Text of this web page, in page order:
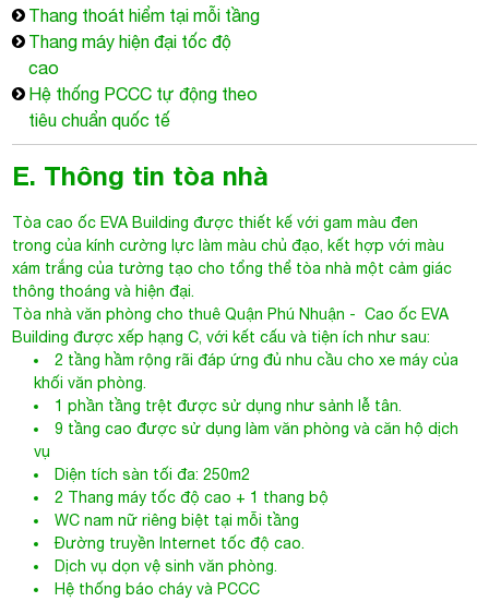
Thang thoát hiểm tại mỗi tầng
Thang máy hiện đại tốc độ
cao
Hệ thống PCCC tự động theo
tiêu chuẩn quốc tế
E. Thông tin tòa nhà
Tòa cao ốc EVA Building được thiết kế với gam màu đen
trong của kính cường lực làm màu chủ đạo, kết hợp với màu
xám trắng của tường tạo cho tổng thể tòa nhà một cảm giác
thông thoáng và hiện đại.
Tòa nhà văn phòng cho thuê Quận Phú Nhuận - Cao ốc EVA
Building được xếp hạng C, với kết cấu và tiện ích như sau:
2 tầng hầm rộng rãi đáp ứng đủ nhu cầu cho xe máy của
khối văn phòng.
1 phần tầng trệt được sử dụng như sảnh lễ tân.
9 tầng cao được sử dụng làm văn phòng và căn hộ dịch
vụ
Diện tích sàn tối đa: 250m2
2 Thang máy tốc độ cao + 1 thang bộ
WC nam nữ riêng biệt tại mỗi tầng
Đường truyền Internet tốc độ cao.
Dịch vụ dọn vệ sinh văn phòng.
Hệ thống báo cháy và PCCC